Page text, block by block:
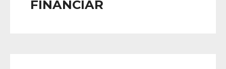
FINANCIAR